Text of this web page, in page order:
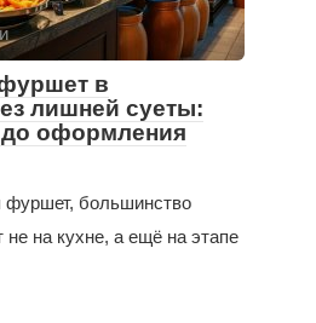
фуршет в
лишней суеты:
до оформления
фуршет, большинство
не на кухне, а ещё на этапе